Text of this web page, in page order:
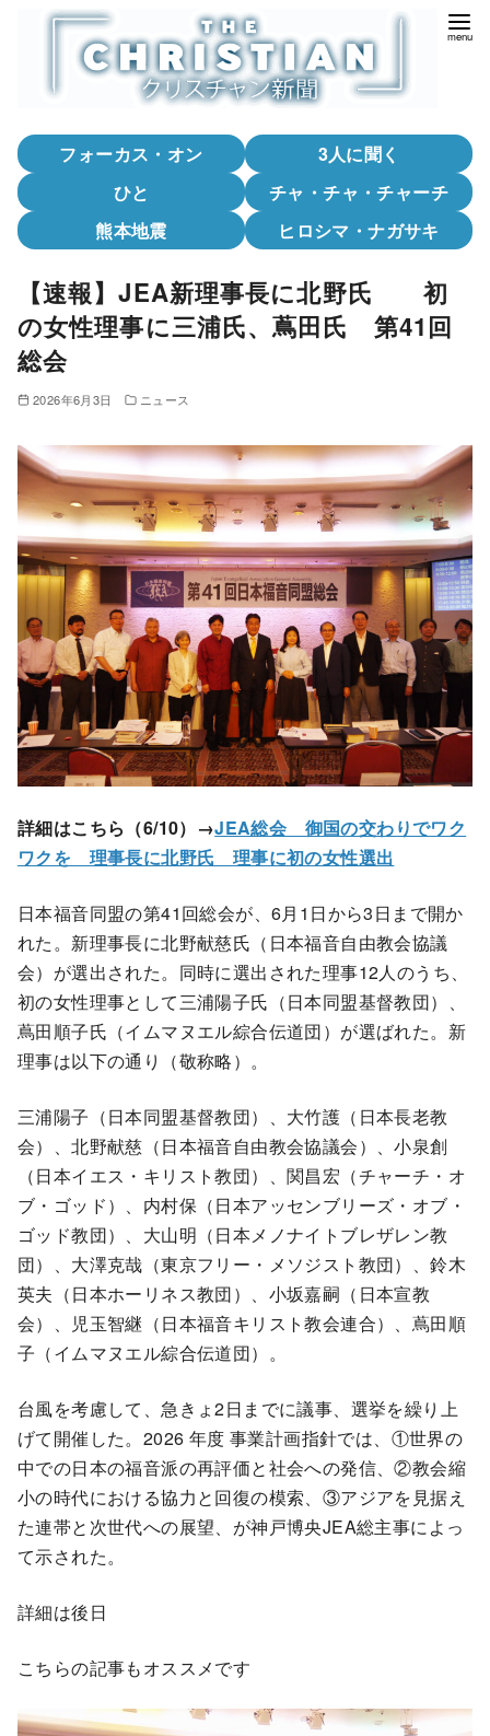
フォーカス・オン
3人に聞く
ひと
チャ・チャ・チャーチ
熊本地震
ヒロシマ・ナガサキ
【速報】JEA新理事長に北野氏 初
の女性理事に三浦氏、蔦田氏 第41回
総会
2026年6月3日 ニュース
詳細はこちら（6/10）→JEA総会 御国の交わりでワク
ワクを 理事長に北野氏 理事に初の女性選出
日本福音同盟の第41回総会が、6月1日から3日まで開か
れた。新理事長に北野献慈氏（日本福音自由教会協議
会）が選出された。同時に選出された理事12人のうち、
初の女性理事として三浦陽子氏（日本同盟基督教団）、
蔦田順子氏（イムマヌエル綜合伝道団）が選ばれた。新
理事は以下の通り（敬称略）。
三浦陽子（日本同盟基督教団）、大竹護（日本長老教
会）、北野献慈（日本福音自由教会協議会）、小泉創
（日本イエス・キリスト教団）、関昌宏（チャーチ・オ
ブ・ゴッド）、内村保（日本アッセンブリーズ・オブ・
ゴッド教団）、大山明（日本メノナイトブレザレン教
団）、大澤克哉（東京フリー・メソジスト教団）、鈴木
英夫（日本ホーリネス教団）、小坂嘉嗣（日本宣教
会）、児玉智継（日本福音キリスト教会連合）、蔦田順
子（イムマヌエル綜合伝道団）。
台風を考慮して、急きょ2日までに議事、選挙を繰り上
げて開催した。2026 年度 事業計画指針では、①世界の
中での日本の福音派の再評価と社会への発信、②教会縮
小の時代における協力と回復の模索、③アジアを見据え
た連帯と次世代への展望、が神戸博央JEA総主事によっ
て示された。
詳細は後日
こちらの記事もオススメです